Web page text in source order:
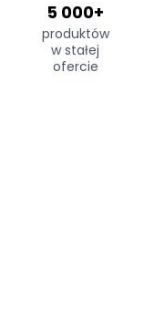
5 000+
produktów
w stałej
ofercie